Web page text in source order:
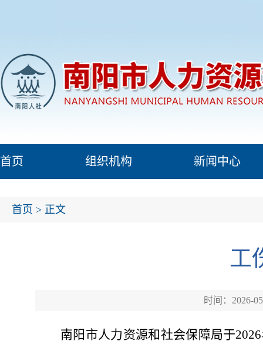
首页 组织机构 新闻中心
首页 > 正文
工
时间：2026-
南阳市人力资源和社会保障局于